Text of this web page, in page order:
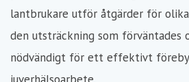
lantbrukare utför åtgärder för
den utsträckning som förväntades
nödvändigt för ett effektivt